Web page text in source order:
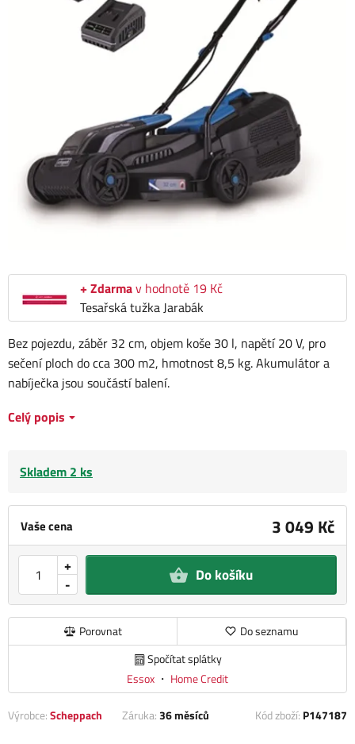
+ Zdarmav hodnotě 19 Kč
Tesařská tužka Jarabák
Vaše cena 3 049 Kč
-
+ Do košíku
Porovnat
Do seznamu
Spočítat splátky
Essox ・ Home Credit
Bez pojezdu, záběr 32 cm, objem koše 30 l, napětí 20 V, pro
sečení ploch do cca 300 m2, hmotnost 8,5 kg. Akumulátor a
nabíječka jsou součástí balení.
Celý popis
Skladem 2 ks
Výrobce:Scheppach Záruka:36 měsíců Kód zboží: P147187